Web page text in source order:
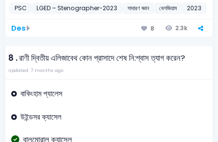
PSC LGED – Stenographer-2023 সাধারণ জ্ঞান বেলজিয়াম 2023
Des 8 2.3k
8 .রাণী দ্বিতীয় এলিজাবেথ কোন প্রাসাদে শেষ নি:শ্বাস ত্যাগ করেন?
Updated: 7 months ago
বাকিংহাম প্যালেস
উইন্ডসর ক্যাসেল